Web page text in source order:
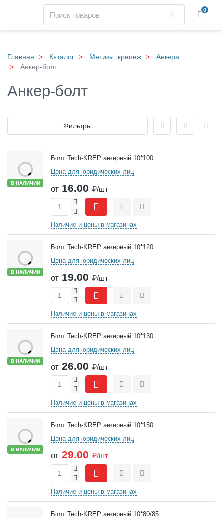
main
content
Найти 0
Главная Каталог Метизы, крепеж
Анкера
Анкер-болт
Анкер-болт
Фильтры
В НАЛИЧИИ
Болт Tech-KREP анкерный 10*100
Цена для юридических лиц
от 16.00 ₽/шт
-
+
СравнитьОтложить
Наличие и цены в магазинах
В НАЛИЧИИ
Болт Tech-KREP анкерный 10*120
Цена для юридических лиц
от 19.00 ₽/шт
-
+
СравнитьОтложить
Наличие и цены в магазинах
В НАЛИЧИИ
Болт Tech-KREP анкерный 10*130
Цена для юридических лиц
от 26.00 ₽/шт
-
+
СравнитьОтложить
Наличие и цены в магазинах
В НАЛИЧИИ
Болт Tech-KREP анкерный 10*150
Цена для юридических лиц
от 29.00 ₽/шт
-
+
СравнитьОтложить
Наличие и цены в магазинах
Болт Tech-KREP анкерный 10*80/85